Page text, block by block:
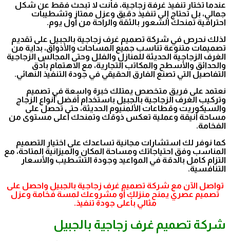
عندما تختار تنفيذ غرفة زجاجية، فأنت لا تبحث فقط عن شكل
جمالي، بل تحتاج إلى تنفيذ دقيق وعزل ممتاز وتشطيبات
احترافية تمنحك الشعور بالثقة والراحة من أول يوم.
لذلك نحرص في شركة تصميم غرف زجاجية بالجبيل على تقديم
تصميمات متنوعة تناسب جميع المساحات والأذواق، بداية من
الغرف الزجاجية الحديثة للمنازل والفلل وحتى المجالس الزجاجية
والحدائق والأسطح والمكاتب التجارية، مع الاهتمام بأدق
التفاصيل التي تصنع الفارق الحقيقي في جودة التنفيذ النهائي.
نعتمد على فريق متخصص يمتلك خبرة واسعة في تصميم
وتركيب الغرف الزجاجية بالجبيل باستخدام أفضل أنواع الزجاج
والسيكوريت وقطاعات الألمنيوم الحديثة، حتى تحصل على
مساحة أنيقة وعملية تعكس ذوقك وتمنحك أعلى مستوى من
الفخامة.
كما نوفر لك استشارات مجانية تساعدك على اختيار التصميم
المناسب وفق احتياجاتك ومساحة المكان والميزانية المتاحة، مع
التزام كامل بالدقة في المواعيد وجودة التشطيب والأسعار
التنافسية.
تواصل الآن مع شركة تصميم غرف زجاجية بالجبيل واحصل على
تصميم عصري يمنح منزلك أو مشروعك لمسة فخامة وعزل
مثالي بأعلى جودة تنفيذ.
شركة تصميم غرف زجاجية بالجبيل